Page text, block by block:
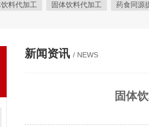
料代加工 固体饮料代加工 药食同源
新闻资讯 / NEWS
固体